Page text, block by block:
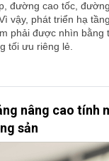
đường cao tốc,
vậy, phát triển hạ
phải được nhìn bằng
tối ưu riêng lẻ.
nâng cao tính
sản